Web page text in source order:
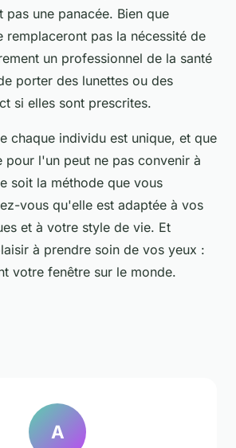
pas une panacée. Bien que
remplaceront pas la nécessité de
un professionnel de la santé
porter des lunettes ou des
si elles sont prescrites.
chaque individu est unique, et que
pour l'un peut ne pas convenir à
soit la méthode que vous
vous qu'elle est adaptée à vos
et à votre style de vie. Et
à prendre soin de vos yeux :
votre fenêtre sur le monde.
A